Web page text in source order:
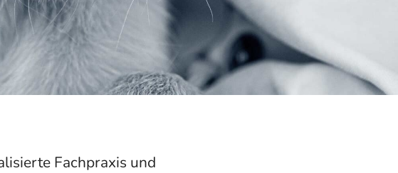
Fachpraxis und